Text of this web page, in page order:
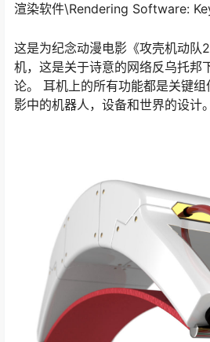
渲染软件\Rendering Software:
这是为纪念动漫电影《攻壳机动队
机，这是关于诗意的网络反乌托邦
论。 耳机上的所有功能都是关键
影中的机器人，设备和世界的设计。